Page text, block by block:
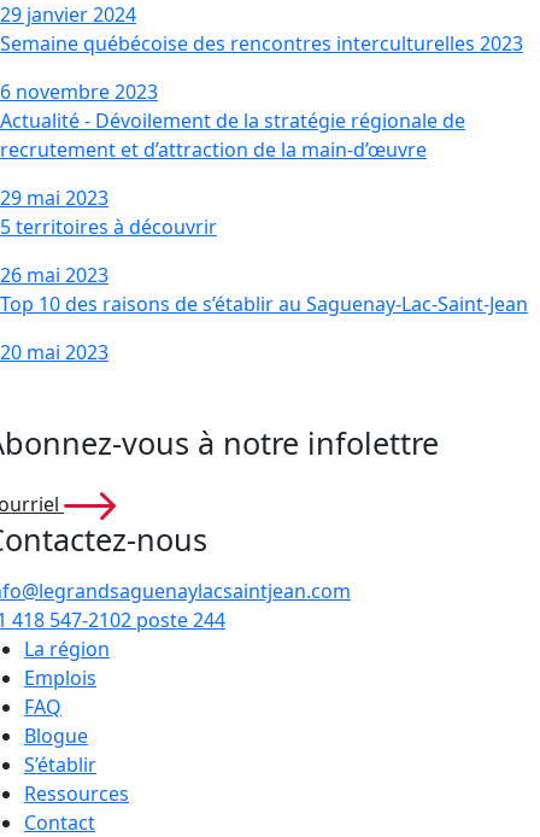
29 janvier 2024
Semaine québécoise des rencontres interculturelles 2023
6 novembre 2023
Actualité - Dévoilement de la stratégie régionale de
recrutement et d’attraction de la main-d’œuvre
29 mai 2023
5 territoires à découvrir
26 mai 2023
Top 10 des raisons de s’établir au Saguenay-Lac-Saint-Jean
20 mai 2023
vous à notre infolettre
nous
418 547-2102 poste 244
La région
Emplois
FAQ
Blogue
S’établir
Ressources
Contact